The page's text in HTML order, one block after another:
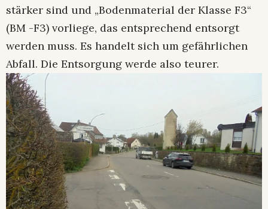
stärker sind und „Bodenmaterial der Klasse F3“
(BM -F3) vorliege, das entsprechend entsorgt
werden muss. Es handelt sich um gefährlichen
Abfall. Die Entsorgung werde also teurer.